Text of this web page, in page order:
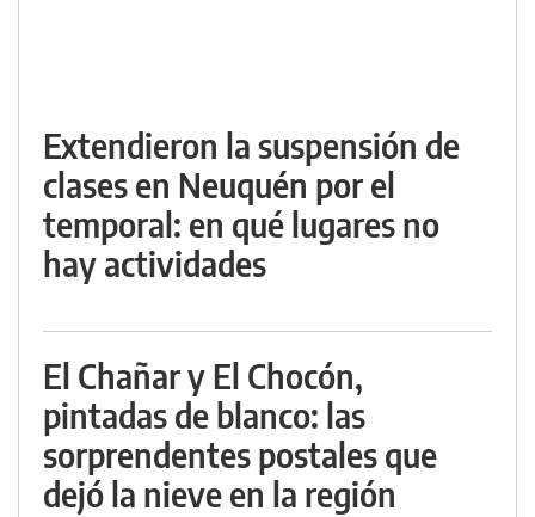
Extendieron la suspensión de
clases en Neuquén por el
temporal: en qué lugares no
hay actividades
El Chañar y El Chocón,
pintadas de blanco: las
sorprendentes postales que
dejó la nieve en la región